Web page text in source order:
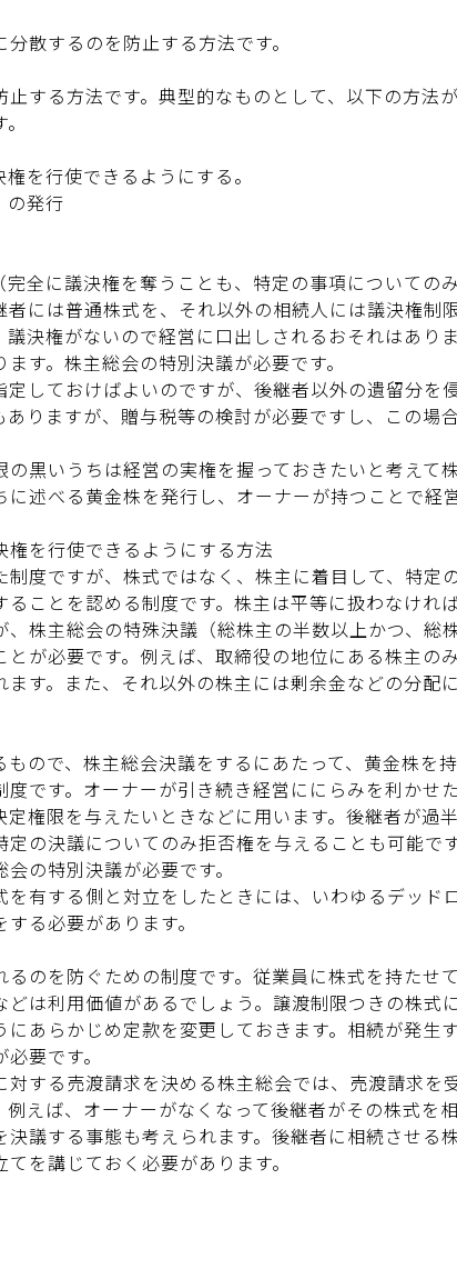
散するのを防止する方法です。
する方法です。典型的なものとして、以下の方法
を行使できるようにする。
の発行
全に議決権を奪うことも、特定の事項についての
には普通株式を、それ以外の相続人には議決権制
決権がないので経営に口出しされるおそれはあり
す。株主総会の特別決議が必要です。
しておけばよいのですが、後継者以外の遺留分を
りますが、贈与税等の検討が必要ですし、この場
黒いうちは経営の実権を握っておきたいと考えて
述べる黄金株を発行し、オーナーが持つことで経
を行使できるようにする方法
度ですが、株式ではなく、株主に着目して、特定
ことを認める制度です。株主は平等に扱わなけれ
株主総会の特殊決議（総株主の半数以上かつ、総
とが必要です。例えば、取締役の地位にある株主の
す。また、それ以外の株主には剰余金などの分配
ので、株主総会決議をするにあたって、黄金株を
です。オーナーが引き続き経営ににらみを利かせ
権限を与えたいときなどに用います。後継者が過
の決議についてのみ拒否権を与えることも可能です
の特別決議が必要です。
有する側と対立をしたときには、いわゆるデッド
る必要があります。
のを防ぐための制度です。従業員に株式を持たせ
は利用価値があるでしょう。譲渡制限つきの株式
あらかじめ定款を変更しておきます。相続が発生
要です。
する売渡請求を決める株主総会では、売渡請求を
えば、オーナーがなくなって後継者がその株式を
議する事態も考えられます。後継者に相続させる
を講じておく必要があります。